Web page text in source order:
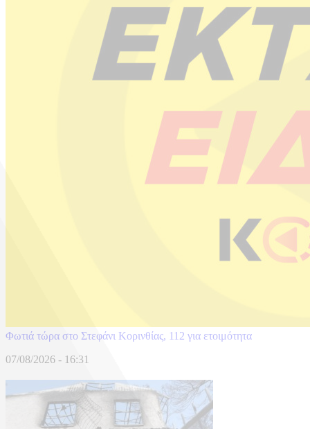
Φωτιά τώρα στο Στεφάνι Κορινθίας, 112 για ετοιμότητα
07/08/2026 - 16:31